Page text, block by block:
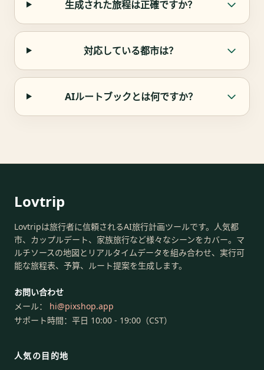
生成された旅程は正確ですか？
対応している都市は？
AIルートブックとは何ですか？
Lovtrip
Lovtripは旅行者に信頼されるAI旅行計画ツールです。人気都
市、カップルデート、家族旅行など様々なシーンをカバー。マ
ルチソースの地図とリアルタイムデータを組み合わせ、実行可
能な旅程表、予算、ルート提案を生成します。
お問い合わせ
メール：
hi@pixshop.app
サポート時間：平日 10:00 - 19:00（CST）
人気の目的地